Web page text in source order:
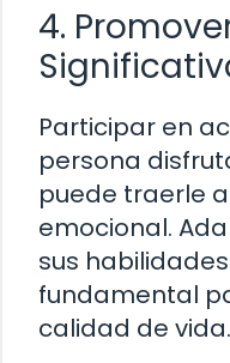
4.
Participar en
persona
puede traerle
emocional.
sus
fundamental
calidad de vida.